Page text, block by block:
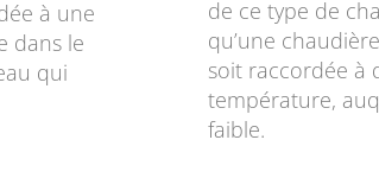
à une
dans le
qui
de ce type de
qu’une
soit raccordée à
température,
faible.